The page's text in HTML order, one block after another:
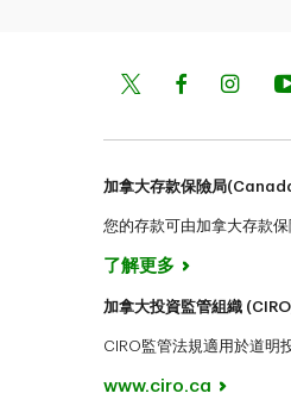
加拿大存款保險局
您的存款可由加拿大存款保
了解更多
加拿大投資監管組織
CIRO監管法規適用於道明
www.ciro.ca